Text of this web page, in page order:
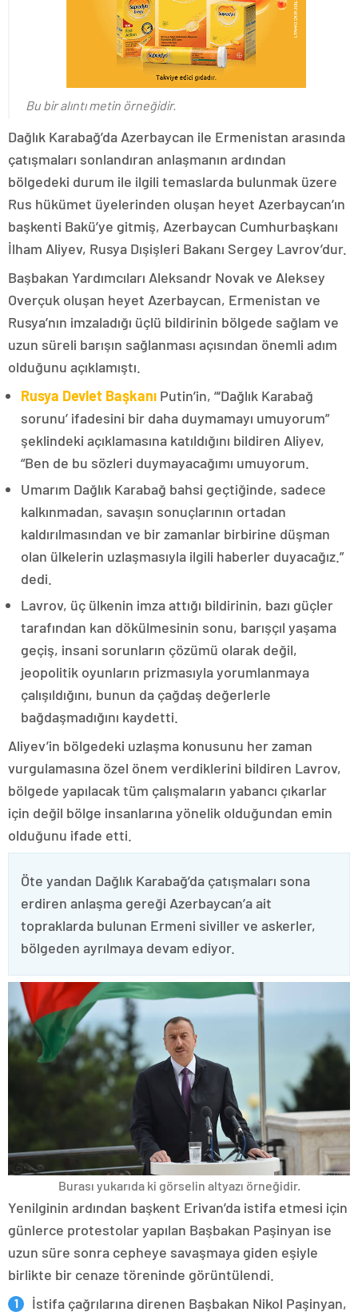
Bu bir alıntı metin örneğidir.
Dağlık Karabağ’da Azerbaycan ile Ermenistan arasında
çatışmaları sonlandıran anlaşmanın ardından
bölgedeki durum ile ilgili temaslarda bulunmak üzere
Rus hükümet üyelerinden oluşan heyet Azerbaycan’ın
başkenti Bakü’ye gitmiş, Azerbaycan Cumhurbaşkanı
İlham Aliyev, Rusya Dışişleri Bakanı Sergey Lavrov’dur.
Başbakan Yardımcıları Aleksandr Novak ve Aleksey
Overçuk oluşan heyet Azerbaycan, Ermenistan ve
Rusya’nın imzaladığı üçlü bildirinin bölgede sağlam ve
uzun süreli barışın sağlanması açısından önemli adım
olduğunu açıklamıştı.
Rusya Devlet Başkanı Putin’in, “‘Dağlık Karabağ
sorunu’ ifadesini bir daha duymamayı umuyorum”
şeklindeki açıklamasına katıldığını bildiren Aliyev,
“Ben de bu sözleri duymayacağımı umuyorum.
Umarım Dağlık Karabağ bahsi geçtiğinde, sadece
kalkınmadan, savaşın sonuçlarının ortadan
kaldırılmasından ve bir zamanlar birbirine düşman
olan ülkelerin uzlaşmasıyla ilgili haberler duyacağız.”
dedi.
Lavrov, üç ülkenin imza attığı bildirinin, bazı güçler
tarafından kan dökülmesinin sonu, barışçıl yaşama
geçiş, insani sorunların çözümü olarak değil,
jeopolitik oyunların prizmasıyla yorumlanmaya
çalışıldığını, bunun da çağdaş değerlerle
bağdaşmadığını kaydetti.
Aliyev’in bölgedeki uzlaşma konusunu her zaman
vurgulamasına özel önem verdiklerini bildiren Lavrov,
bölgede yapılacak tüm çalışmaların yabancı çıkarlar
için değil bölge insanlarına yönelik olduğundan emin
olduğunu ifade etti.
Öte yandan Dağlık Karabağ’da çatışmaları sona
erdiren anlaşma gereği Azerbaycan’a ait
topraklarda bulunan Ermeni siviller ve askerler,
bölgeden ayrılmaya devam ediyor.
Burası yukarıda ki görselin altyazı örneğidir.
Yenilginin ardından başkent Erivan’da istifa etmesi için
günlerce protestolar yapılan Başbakan Paşinyan ise
uzun süre sonra cepheye savaşmaya giden eşiyle
birlikte bir cenaze töreninde görüntülendi.
İstifa çağrılarına direnen Başbakan Nikol Paşinyan,